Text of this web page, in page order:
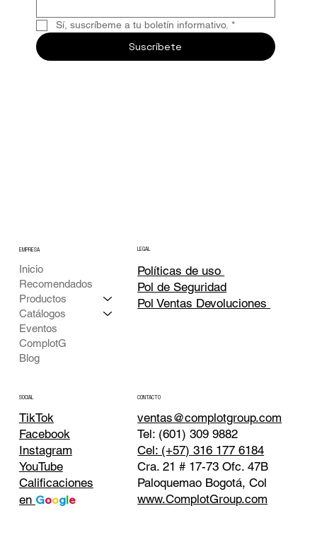
Sí, suscríbeme a tu boletín informativo. *
Suscríbete
EMPRESA
Inicio
Recomendados
Productos
Catálogos
Eventos
ComplotG
Blog
LEGAL
Políticas de uso
Pol de Seguridad
Pol Ventas Devoluciones
SOCIAL
TikTok
Facebook
Instagram
YouTube
Calificaciones
en Google
CONTACTO
ventas@complotgroup.com
Tel: (601) 309 9882
Cel: (+57) 316 177 6184
Cra. 21 # 17-73 Ofc. 47B
Paloquemao Bogotá, Col
www.ComplotGroup.com